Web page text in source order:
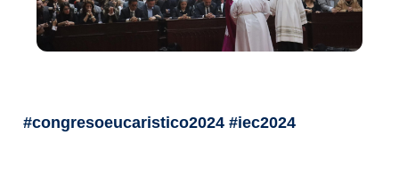
#congresoeucaristico2024 #iec2024